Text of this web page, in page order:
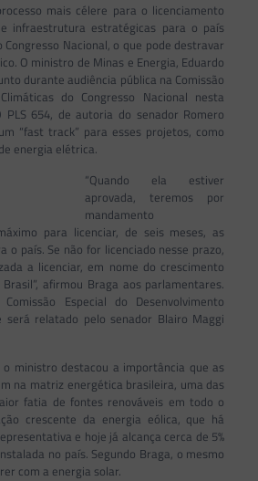
mais célere para o licenciamento
infraestrutura estratégicas para o país
Nacional, o que pode destravar
O ministro de Minas e Energia, Eduardo
durante audiência pública na Comissão
do Congresso Nacional nesta
PLS 654, de autoria do senador Romero
“fast track” para esses projetos, como
energia elétrica.
“Quando ela estiver
aprovada, teremos por
mandamento
para licenciar, de seis meses, as
o país. Se não for licenciado nesse prazo,
a licenciar, em nome do crescimento
afirmou Braga aos parlamentares.
Especial do Desenvolvimento
será relatado pelo senador Blairo Maggi
o ministro destacou a importância que as
na matriz energética brasileira, uma das
fatia de fontes renováveis em todo o
crescente da energia eólica, que há
e hoje já alcança cerca de 5%
no país. Segundo Braga, o mesmo
com a energia solar.